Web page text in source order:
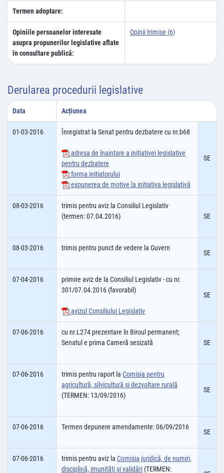
Termen adoptare:
Opiniile persoanelor interesate
asupra propunerilor legislative aflate
în consultare publică:
Opinii trimise (6)
Derularea procedurii legislative
Data Acțiunea
01-03-2016 Înregistrat la Senat pentru dezbatere cu nr.b68
adresa de înaintare a iniţiativei legislative
pentru dezbatere
forma iniţiatorului
expunerea de motive la iniţiativa legislativă
SE
08-03-2016
trimis pentru aviz la Consiliul Legislativ
(termen: 07.04.2016)
SE
08-03-2016 trimis pentru punct de vedere la Guvern
SE
07-04-2016
primire aviz de la Consiliul Legislativ - cu nr.
301/07.04.2016 (favorabil)
avizul Consiliului Legislativ
SE
07-06-2016
cu nr.L274 prezentare în Biroul permanent;
Senatul e prima Cameră sesizată
SE
07-06-2016 trimis pentru raport la Comisia pentru
agricultură, silvicultură şi dezvoltare rurală
(TERMEN: 13/09/2016)
SE
07-06-2016 Termen depunere amendamente: 06/09/2016
SE
07-06-2016 trimis pentru aviz la Comisia juridică, de numiri,
disciplină, imunităţi şi validări (TERMEN: